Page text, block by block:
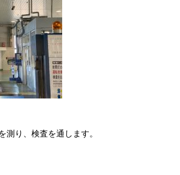
測り、検査を通します。